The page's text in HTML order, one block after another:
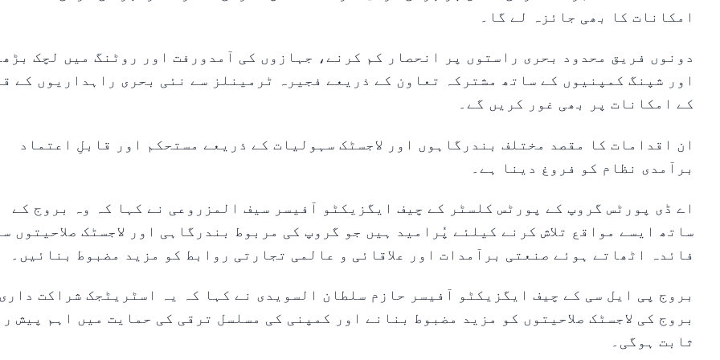
امکانات کا بھی جائزہ لے گا۔
دونوں فریق محدود بحری راستوں پر انحصار کم کرنے، جہازوں کی آمدورفت اور روٹنگ میں لچک
اور شپنگ کمپنیوں کے ساتھ مشترکہ تعاون کے ذریعے فجیرہ ٹرمینلز سے نئی بحری راہداریوں کے
کے امکانات پر بھی غور کریں گے۔
ان اقدامات کا مقصد مختلف بندرگاہوں اور لاجسٹک سہولیات کے ذریعے مستحکم اور قابلِ اعتماد
برآمدی نظام کو فروغ دینا ہے۔
اے ڈی پورٹس گروپ کے پورٹس کلسٹر کے چیف ایگزیکٹو آفیسر سیف المزروعی نے کہا کہ وہ بروج کے
ساتھ ایسے مواقع تلاش کرنے کیلئے پُرامید ہیں جو گروپ کی مربوط بندرگاہی اور لاجسٹک صلاحیتوں
فائدہ اٹھاتے ہوئے صنعتی برآمدات اور علاقائی و عالمی تجارتی روابط کو مزید مضبوط بنائیں۔
بروج پی ایل سی کے چیف ایگزیکٹو آفیسر حازم سلطان السویدی نے کہا کہ یہ اسٹریٹجک شراکت داری
بروج کی لاجسٹک صلاحیتوں کو مزید مضبوط بنانے اور کمپنی کی مسلسل ترقی کی حمایت میں اہم پیش
ثابت ہوگی۔